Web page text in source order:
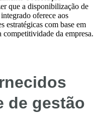
que a disponibilização de
oferece aos
estratégicas com base em
competitividade da empresa.
de gestão